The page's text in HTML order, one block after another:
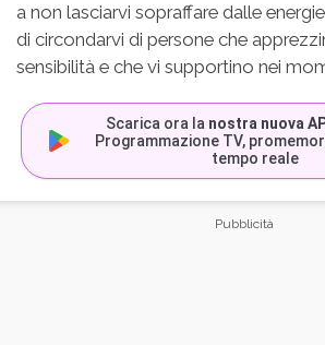
a non lasciarvi sopraffare dalle
di circondarvi di persone che
sensibilità e che vi supportino nei
Scarica ora la nostra nuova
Programmazione TV,
tempo reale